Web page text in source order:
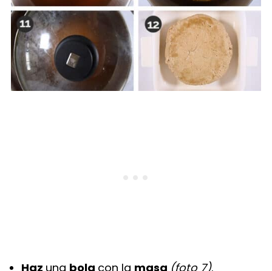
Haz una bola con la masa (foto 7).